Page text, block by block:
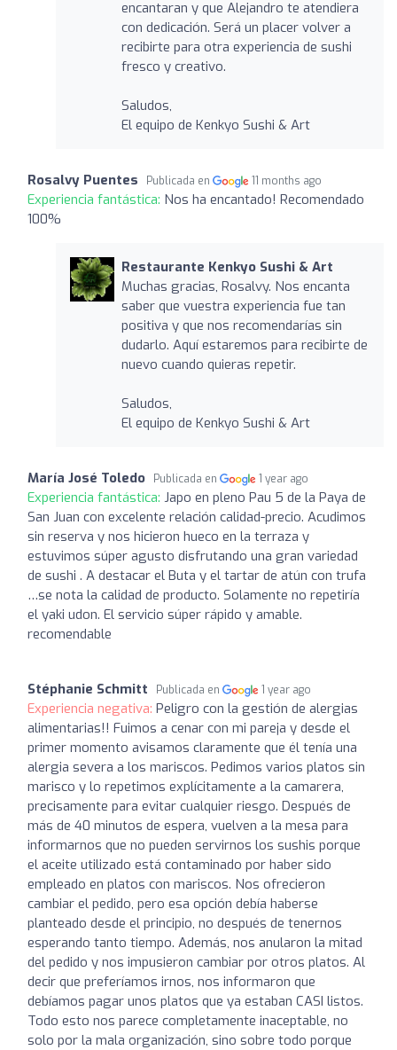
encantaran y que Alejandro te atendiera
con dedicación. Será un placer volver a
recibirte para otra experiencia de sushi
fresco y creativo.
Saludos,
El equipo de Kenkyo Sushi & Art
Rosalvy Puentes Publicada en 11 months ago
Experiencia fantástica: Nos ha encantado! Recomendado
100%
Restaurante Kenkyo Sushi & Art
Muchas gracias, Rosalvy. Nos encanta
saber que vuestra experiencia fue tan
positiva y que nos recomendarías sin
dudarlo. Aquí estaremos para recibirte de
nuevo cuando quieras repetir.
Saludos,
El equipo de Kenkyo Sushi & Art
María José Toledo Publicada en 1 year ago
Experiencia fantástica: Japo en pleno Pau 5 de la Paya de
San Juan con excelente relación calidad-precio. Acudimos
sin reserva y nos hicieron hueco en la terraza y
estuvimos súper agusto disfrutando una gran variedad
de sushi . A destacar el Buta y el tartar de atún con trufa
…se nota la calidad de producto. Solamente no repetiría
el yaki udon. El servicio súper rápido y amable.
recomendable
Stéphanie Schmitt Publicada en 1 year ago
Experiencia negativa: Peligro con la gestión de alergias
alimentarias!! Fuimos a cenar con mi pareja y desde el
primer momento avisamos claramente que él tenía una
alergia severa a los mariscos. Pedimos varios platos sin
marisco y lo repetimos explícitamente a la camarera,
precisamente para evitar cualquier riesgo. Después de
más de 40 minutos de espera, vuelven a la mesa para
informarnos que no pueden servirnos los sushis porque
el aceite utilizado está contaminado por haber sido
empleado en platos con mariscos. Nos ofrecieron
cambiar el pedido, pero esa opción debía haberse
planteado desde el principio, no después de tenernos
esperando tanto tiempo. Además, nos anularon la mitad
del pedido y nos impusieron cambiar por otros platos. Al
decir que preferíamos irnos, nos informaron que
debíamos pagar unos platos que ya estaban CASI listos.
Todo esto nos parece completamente inaceptable, no
solo por la mala organización, sino sobre todo porque